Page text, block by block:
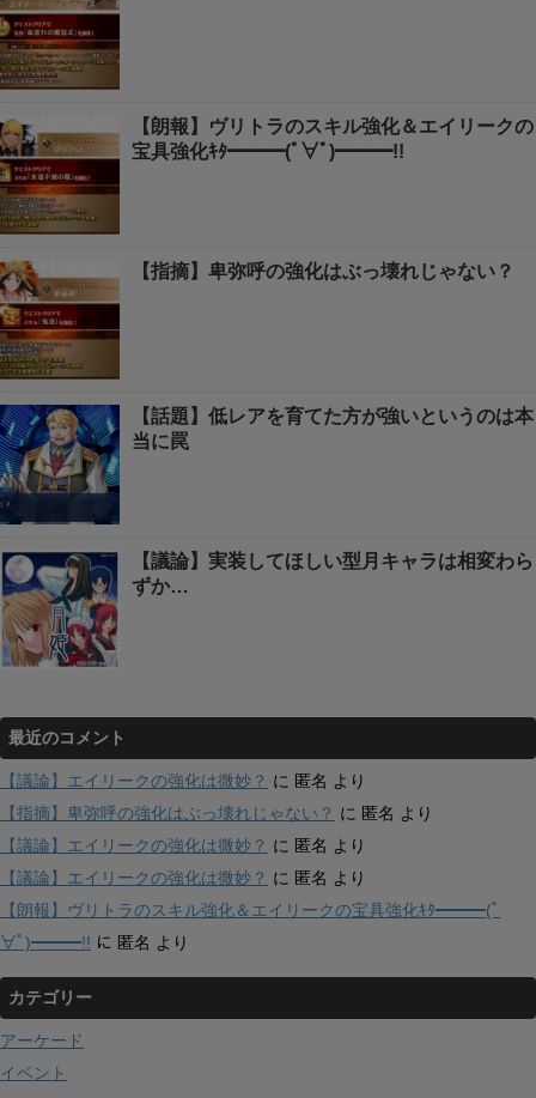
【朗報】ヴリトラのスキル強化＆エイリークの
宝具強化ｷﾀ━━━(ﾟ∀ﾟ)━━━!!
【指摘】卑弥呼の強化はぶっ壊れじゃない？
【話題】低レアを育てた方が強いというのは本
当に罠
【議論】実装してほしい型月キャラは相変わら
ずか…
最近のコメント
【議論】エイリークの強化は微妙？ に 匿名 より
【指摘】卑弥呼の強化はぶっ壊れじゃない？ に 匿名 より
【議論】エイリークの強化は微妙？ に 匿名 より
【議論】エイリークの強化は微妙？ に 匿名 より
【朗報】ヴリトラのスキル強化＆エイリークの宝具強化ｷﾀ━━━(ﾟ
∀ﾟ)━━━!! に 匿名 より
カテゴリー
アーケード
イベント